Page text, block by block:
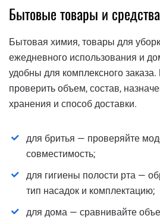
Бытовые товары и
Бытовая химия, товары для
ежедневного использования и
удобны для комплексного
проверить объем, состав,
хранения и способ доставки.
для бритья — проверяйте
совместимость;
для гигиены полости рта —
тип насадок и комплектацию;
для дома — сравнивайте